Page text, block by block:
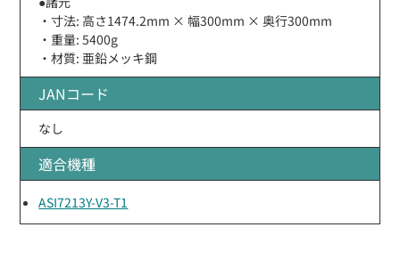
・寸法: 高さ1474.2mm × 幅300mm × 奥行300mm
・重量: 5400g
・材質: 亜鉛メッキ鋼
JANコード
なし
適合機種
ASI7213Y-V3-T1